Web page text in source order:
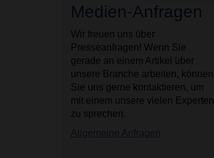
Medien-Anfragen
Wir freuen uns über
Presseanfragen! Wenn Sie
gerade an einem Artikel über
unsere Branche arbeiten, können
Sie uns gerne kontaktieren, um
mit einem unsere vielen Experten
zu sprechen.
Allgemeine Anfragen